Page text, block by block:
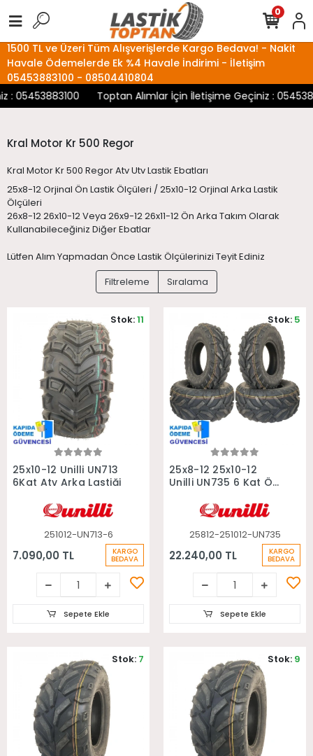
1500 TL ve Üzeri Tüm Alışverişlerde Kargo Bedava! - Nakit
Havale Ödemelerde Ek %4 Havale İndirimi - İletişim
05453883100 - 08504410804
Toptan Alımlar İçin İletişime Geçiniz :
0
Kral Motor Kr 500 Regor
Kral Motor Kr 500 Regor Atv Utv Lastik Ebatları
25x8-12 Orjinal Ön Lastik Ölçüleri / 25x10-12 Orjinal Arka Lastik
Ölçüleri
26x8-12 26x10-12 Veya 26x9-12 26x11-12 Ön Arka Takım Olarak
Kullanabileceğiniz Diğer Ebatlar
Lütfen Alım Yapmadan Önce Lastik Ölçülerinizi Teyit Ediniz
Filtreleme
Sıralama
Sepete Ekle
25x10-12 Unilli UN713
6Kat Atv Arka Lastiği
251012-UN713-6
7.090,00 TL KARGO
BEDAVA
Stok:11
Sepete Ekle
Sepete Ekle
25x8-12 25x10-12
Unilli UN735 6 Kat Ön
Lastiği
25812-251012-UN735
22.240,00 TL KARGO
BEDAVA
Stok: 5
Sepete Ekle
Stok: 7 Stok: 9